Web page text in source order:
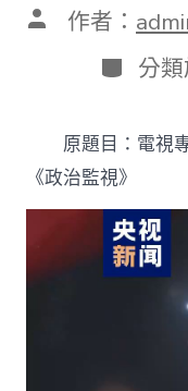
文 作者：
分
類
分
原題目：電視
《政治監視》